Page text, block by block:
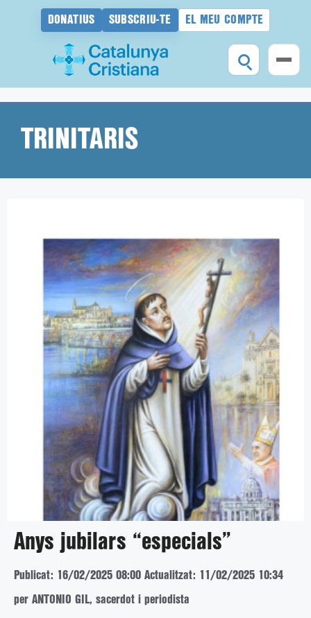
DONATIUS SUBSCRIU-TE EL MEU COMPTE
contingutTRINITARIS
Anys jubilars “especials”
Publicat: 16/02/2025 08:00 Actualitzat: 11/02/2025 10:34
per ANTONIO GIL, sacerdot i periodista